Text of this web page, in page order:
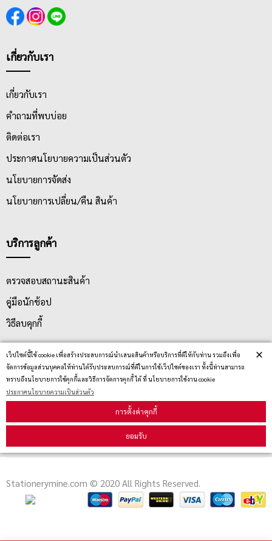
เว็ปไซต์นี้ใช้ cookie เพื่อสร้างประสบการณ์นำเสนอสินค้าหรือบริการที่ดีให้กับท่าน รวมถึงเพื่อ
จัดการข้อมูลส่วนบุคคลให้ท่านได้รับประสบการณ์ที่ดีในการใช้เว็ปไซต์ของเรา ทั้งนี้ท่านสามารถ
ทราบถึงนโยบายการใช้คุกกี้และวิธีการจัดการคุกกี้ ได้ ที่ นโยบายการใช้งาน cookie
ประกาศนโยบายความเป็นส่วนตัว
การตั้งค่าคุกกี้
ยอมรับ
×
เกี่ยวกับเรา
เกี่ยวกับเรา
คำถามที่พบบ่อย
ติดต่อเรา
ประกาศนโยบายความเป็นส่วนตัว
นโยบายการจัดส่ง
นโยบายการเปลี่ยน/คืน สินค้า
บริการลูกค้า
ตรวจสอบสถานะสินค้า
คู่มือนักช้อป
วิธีลบคุกกี้
สมัครรับข่าวสาร
รับข่าวสาร
Stationerymine.com © 2020 All Rights Reserved.